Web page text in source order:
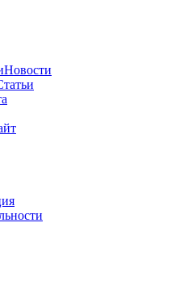
Новости